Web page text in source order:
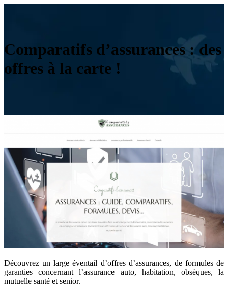
Comparatifs d’assurances : des
offres à la carte !
Découvrez un large éventail d’offres d’assurances, de formules de
garanties concernant l’assurance auto, habitation, obsèques, la
mutuelle santé et senior.